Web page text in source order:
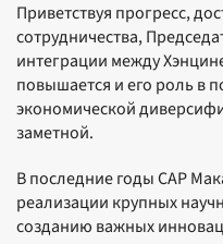
Приветствуя прогресс,
сотрудничества,
интеграции между
повышается и его роль в
экономической
заметной.
В последние годы САР
реализации крупных
созданию важных